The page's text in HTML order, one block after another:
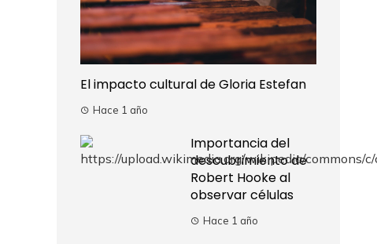
El impacto cultural de Gloria Estefan
Hace 1 año
Importancia del
descubrimiento de
Robert Hooke al
observar células
Hace 1 año